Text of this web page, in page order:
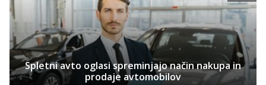
Spletni avto oglasi spreminjajo način nakupa in
prodaje avtomobilov